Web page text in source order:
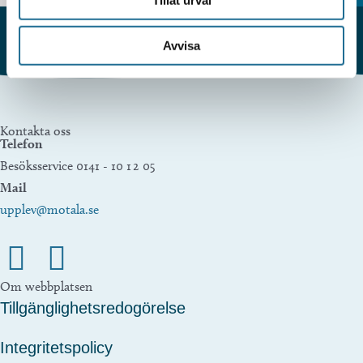
Avvisa
Kontakta oss
Telefon
Besöksservice 0141 - 10 1 2 05
Mail
upplev@motala.se
Om webbplatsen
Tillgänglighetsredogörelse
Integritetspolicy